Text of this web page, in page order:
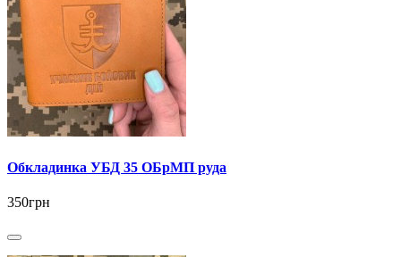
Обкладинка УБД 35 ОБрМП руда
350грн